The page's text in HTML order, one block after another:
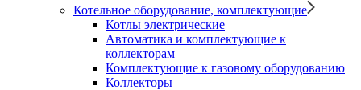
Котельное оборудование, комплектующие
Котлы электрические
Автоматика и комплектующие к
коллекторам
Комплектующие к газовому оборудованию
Коллекторы